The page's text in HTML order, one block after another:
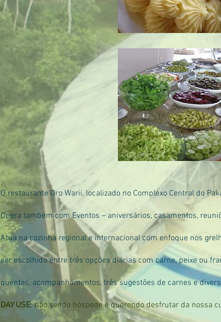
O restaurante Oro Warii, localizado no Complexo Central do
Opera também com Eventos – aniversários, casamentos,
Atua na cozinha regional e internacional com enfoque nos
ser escolhido entre três opções diárias com carne, peixe ou
quentes, acompanhamentos, três sugestões de carnes e
DAY USE: não sendo hóspede e querendo desfrutar da nossa